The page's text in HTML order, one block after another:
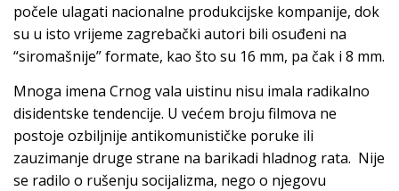
počele ulagati nacionalne produkcijske kompanije, dok
su u isto vrijeme zagrebački autori bili osuđeni na
“siromašnije” formate, kao što su 16 mm, pa čak i 8 mm.
Mnoga imena Crnog vala uistinu nisu imala radikalno
disidentske tendencije. U većem broju filmova ne
postoje ozbiljnije antikomunističke poruke ili
zauzimanje druge strane na barikadi hladnog rata. Nije
se radilo o rušenju socijalizma, nego o njegovu